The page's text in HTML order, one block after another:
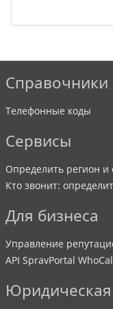
Справочники
Телефонные коды
Сервисы
Определить регион и
Кто звонит:
Для бизнеса
Управление
API SpravPortal